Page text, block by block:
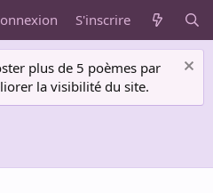
S'inscrire
plus de 5 poèmes par
la visibilité du site.